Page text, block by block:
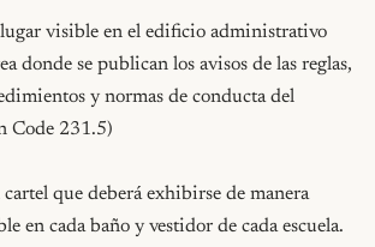
visible en el edificio administrativo
donde se publican los avisos de las reglas,
y normas de conducta del
Code 231.5)
que deberá exhibirse de manera
en cada baño y vestidor de cada escuela.